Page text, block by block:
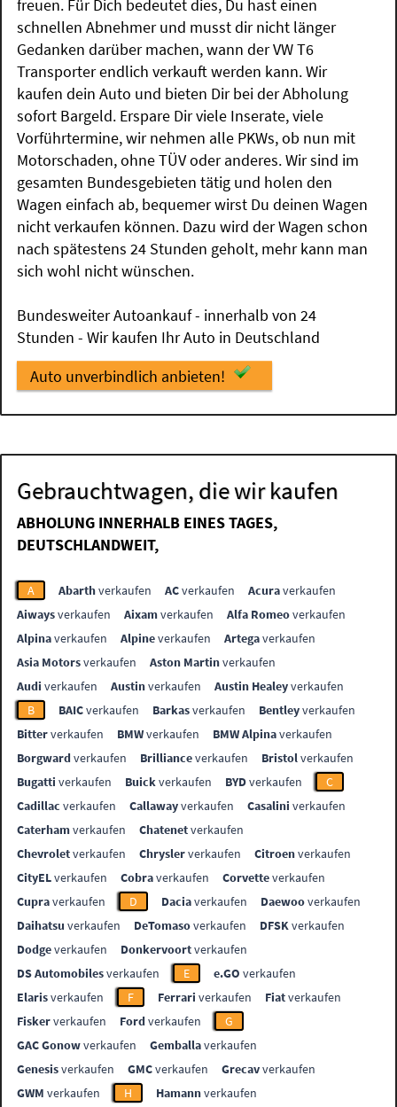
freuen. Für Dich bedeutet dies, Du hast einen
schnellen Abnehmer und musst dir nicht länger
Gedanken darüber machen, wann der VW T6
Transporter endlich verkauft werden kann. Wir
kaufen dein Auto und bieten Dir bei der Abholung
sofort Bargeld. Erspare Dir viele Inserate, viele
Vorführtermine, wir nehmen alle PKWs, ob nun mit
Motorschaden, ohne TÜV oder anderes. Wir sind im
gesamten Bundesgebieten tätig und holen den
Wagen einfach ab, bequemer wirst Du deinen Wagen
nicht verkaufen können. Dazu wird der Wagen schon
nach spätestens 24 Stunden geholt, mehr kann man
sich wohl nicht wünschen.
Bundesweiter Autoankauf - innerhalb von 24
Stunden - Wir kaufen Ihr Auto in Deutschland
Auto unverbindlich anbieten!
Gebrauchtwagen, die wir kaufen
ABHOLUNG INNERHALB EINES TAGES,
DEUTSCHLANDWEIT,
A Abarthverkaufen ACverkaufen Acuraverkaufen
Aiwaysverkaufen Aixamverkaufen Alfa Romeoverkaufen
Alpinaverkaufen Alpineverkaufen Artegaverkaufen
Asia Motorsverkaufen Aston Martinverkaufen
Audi verkaufen Austinverkaufen Austin Healeyverkaufen
B
BAICverkaufen Barkasverkaufen Bentleyverkaufen
Bitterverkaufen BMWverkaufen BMW Alpinaverkaufen
Borgwardverkaufen Brillianceverkaufen Bristolverkaufen
Bugatti verkaufen Buickverkaufen BYDverkaufen
C
Cadillac verkaufen Callawayverkaufen Casalini verkaufen
Caterhamverkaufen Chatenetverkaufen
Chevroletverkaufen Chryslerverkaufen Citroenverkaufen
CityELverkaufen Cobraverkaufen Corvetteverkaufen
Cupraverkaufen D Daciaverkaufen Daewooverkaufen
Daihatsu verkaufen DeTomasoverkaufen DFSKverkaufen
Dodgeverkaufen Donkervoortverkaufen
DS Automobilesverkaufen E e.GO verkaufen
Elarisverkaufen F Ferrari verkaufen Fiatverkaufen
Fiskerverkaufen Fordverkaufen
G
GAC Gonowverkaufen Gemballaverkaufen
Genesisverkaufen GMCverkaufen Grecavverkaufen
GWM verkaufen H Hamannverkaufen